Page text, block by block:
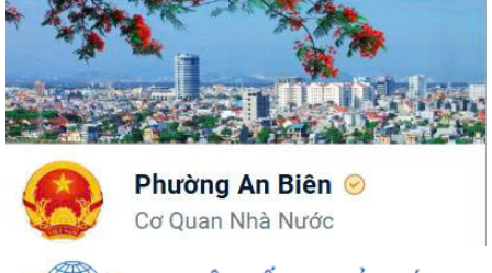
UBND phường An Biên phát động hưởng ứng Cuộc thi và Triển lãm
ảnh nghệ thuật cấp quốc gia “Tự hào...
ĐỒNG CHÍ PHÓ BÍ THƯ THƯỜNG TRỰC ĐẢNG ỦY PHƯỜNG DỰ SINH
HOẠT CHI BỘ THÁNG 8 TẠI CHI BỘ TRƯỜNG MẦM...
UBND phường An Biên lập Điều chỉnh cục bộ quy hoạch phân khu tỷ lệ